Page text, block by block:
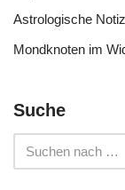
Astrologische
Mondknoten im
Suche